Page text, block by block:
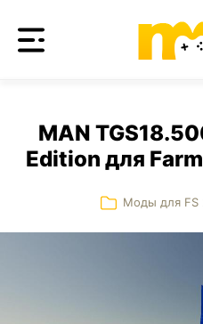
MAN
Edition для
Моды для FS